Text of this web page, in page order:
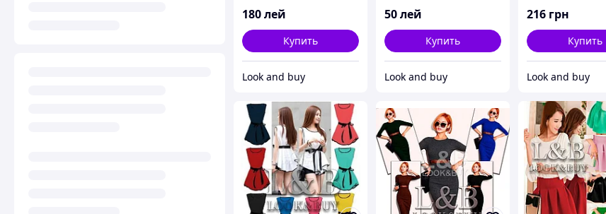
180лей
Купить
Look and buy
50лей
Купить
Look and buy
216 грн
Купить
Look and buy